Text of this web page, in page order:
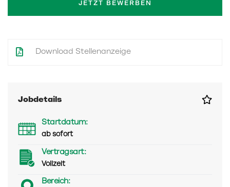
JETZT BEWERBEN
Download Stellenanzeige
Jobdetails
Startdatum:
ab sofort
Vertragsart:
Vollzeit
Bereich: